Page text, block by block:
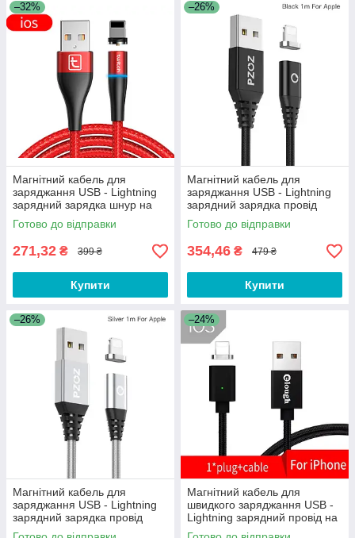
–32%
Магнітний кабель для
заряджання USB - Lightning
зарядний зарядка шнур на
iPhone айфон лайтнінг
RT722R
Готово до відправки
271,32 ₴ 399 ₴
Купити
–26%
Магнітний кабель для
заряджання USB - Lightning
зарядний зарядка провід
шнур iPhone айфон лайтнінг
NJ55B
Готово до відправки
354,46 ₴ 479 ₴
Купити
–26%
Магнітний кабель для
заряджання USB - Lightning
зарядний зарядка провід
шнур iPhone айфон лайтнінг
–24%
Магнітний кабель для
швидкого заряджання USB -
Lightning зарядний провід на
iPhone айфон лайтнінг D40B